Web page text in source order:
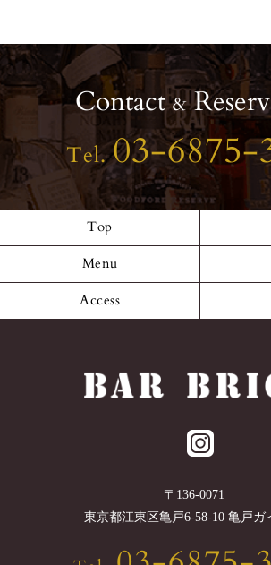
Contact&
Tel.03-6875-
Top
Menu
Access
〒 136-0071
東京都江東区亀戸6-58-10 亀戸ガ